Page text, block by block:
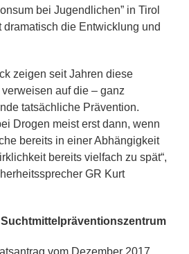
bei Jugendlichen” in Tirol
dramatisch die Entwicklung und
zeigen seit Jahren diese
auf die – ganz
tatsächliche Prävention.
Drogen meist erst dann, wenn
bereits in einer Abhängigkeit
bereits vielfach zu spät“,
GR Kurt
Suchtmittelpräventionszentrum
vom Dezember 2017